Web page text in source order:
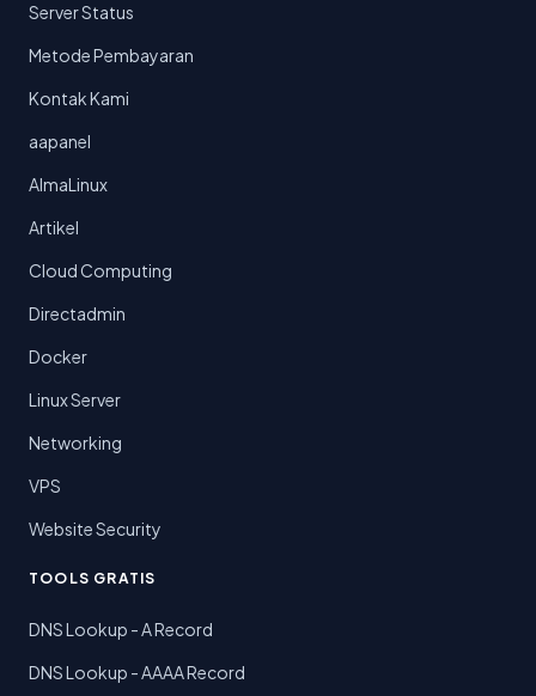
Server Status
Metode Pembayaran
Kontak Kami
aapanel
AlmaLinux
Artikel
Cloud Computing
Directadmin
Docker
Linux Server
Networking
VPS
Website Security
TOOLS GRATIS
DNS Lookup - A Record
DNS Lookup - AAAA Record